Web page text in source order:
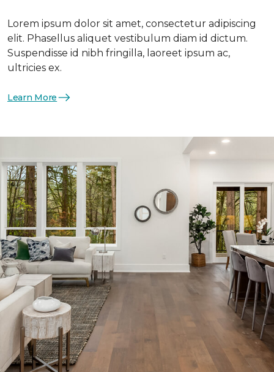
Lorem ipsum dolor sit amet, consectetur adipiscing
elit. Phasellus aliquet vestibulum diam id dictum.
Suspendisse id nibh fringilla, laoreet ipsum ac,
ultricies ex.
Learn More